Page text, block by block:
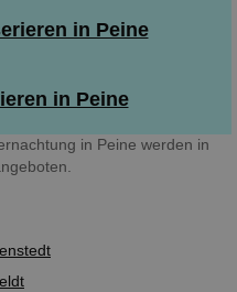
in Peine
in Peine
in Peine werden in